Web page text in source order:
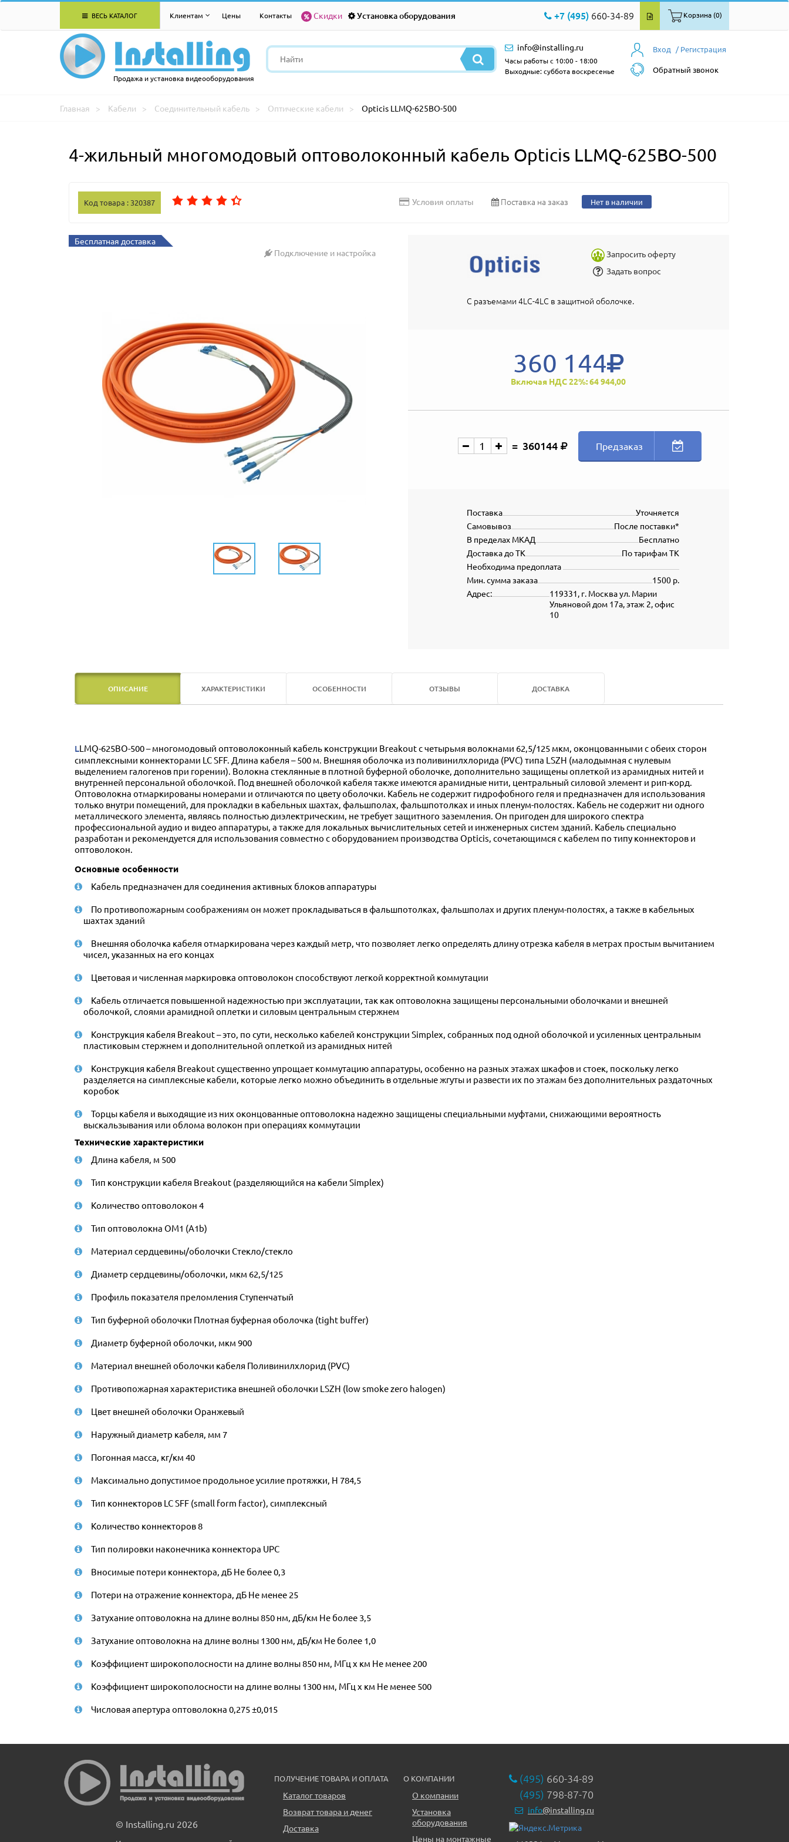
ВЕСЬ КАТАЛОГ Клиентам Цены Контакты Скидки Установка оборудования +7 (495) 660-34-89 Корзина (0)
Продажа и установка видеооборудования
Вход / Регистрация
Обратный звонок
info@installing.ru
Часы работы с 10:00 - 18:00
Выходные: суббота воскресенье
Главная Кабели Соединительный кабель Оптические кабели Opticis LLMQ-625BO-500
4-жильный многомодовый оптоволоконный кабель Opticis LLMQ-625BO-500
Код товара : 320387 Условия оплаты Поставка на заказ Нет в наличии
Бесплатная доставка
Подключение и настройка
Запросить оферту
Задать вопрос
С разъемами 4LC-4LC в защитной оболочке.
360 144
Включая НДС 22%: 64 944,00
360144 Предзаказ
Уточняется
Поставка
После поставки*
Самовывоз
Бесплатно
В пределах МКАД
По тарифам ТК
Доставка до ТК
Необходима предоплата
1500 р.
Мин. сумма заказа
119331, г. Москва ул. Марии
Ульяновой дом 17а, этаж 2, офис
10
Адрес:
ОПИСАНИЕ ХАРАКТЕРИСТИКИ ОСОБЕННОСТИ ОТЗЫВЫ ДОСТАВКА
LLMQ-625BO-500 – многомодовый оптоволоконный кабель конструкции Breakout с четырьмя волокнами 62,5/125 мкм, оконцованными с обеих сторон
симплексными коннекторами LC SFF. Длина кабеля – 500 м. Внешняя оболочка из поливинилхлорида (PVC) типа LSZH (малодымная с нулевым
выделением галогенов при горении). Волокна стеклянные в плотной буферной оболочке, дополнительно защищены оплеткой из арамидных нитей и
внутренней персональной оболочкой. Под внешней оболочкой кабеля также имеются арамидные нити, центральный силовой элемент и рип-корд.
Оптоволокна отмаркированы номерами и отличаются по цвету оболочки. Кабель не содержит гидрофобного геля и предназначен для использования
только внутри помещений, для прокладки в кабельных шахтах, фальшполах, фальшпотолках и иных пленум-полостях. Кабель не содержит ни одного
металлического элемента, являясь полностью диэлектрическим, не требует защитного заземления. Он пригоден для широкого спектра
профессиональной аудио и видео аппаратуры, а также для локальных вычислительных сетей и инженерных систем зданий. Кабель специально
разработан и рекомендуется для использования совместно с оборудованием производства Opticis, сочетающимся с кабелем по типу коннекторов и
оптоволокон.
Основные особенности
Кабель предназначен для соединения активных блоков аппаратуры
По противопожарным соображениям он может прокладываться в фальшпотолках, фальшполах и других пленум-полостях, а также в кабельных
шахтах зданий
Внешняя оболочка кабеля отмаркирована через каждый метр, что позволяет легко определять длину отрезка кабеля в метрах простым вычитанием
чисел, указанных на его концах
Цветовая и численная маркировка оптоволокон способствуют легкой корректной коммутации
Кабель отличается повышенной надежностью при эксплуатации, так как оптоволокна защищены персональными оболочками и внешней
оболочкой, слоями арамидной оплетки и силовым центральным стержнем
Конструкция кабеля Breakout – это, по сути, несколько кабелей конструкции Simplex, собранных под одной оболочкой и усиленных центральным
пластиковым стержнем и дополнительной оплеткой из арамидных нитей
Конструкция кабеля Breakout существенно упрощает коммутацию аппаратуры, особенно на разных этажах шкафов и стоек, поскольку легко
разделяется на симплексные кабели, которые легко можно объединить в отдельные жгуты и развести их по этажам без дополнительных раздаточных
коробок
Торцы кабеля и выходящие из них оконцованные оптоволокна надежно защищены специальными муфтами, снижающими вероятность
выскальзывания или облома волокон при операциях коммутации
Технические характеристики
Длина кабеля, м 500
Тип конструкции кабеля Breakout (разделяющийся на кабели Simplex)
Количество оптоволокон 4
Тип оптоволокна ОМ1 (A1b)
Материал сердцевины/оболочки Стекло/стекло
Диаметр сердцевины/оболочки, мкм 62,5/125
Профиль показателя преломления Ступенчатый
Тип буферной оболочки Плотная буферная оболочка (tight buffer)
Диаметр буферной оболочки, мкм 900
Материал внешней оболочки кабеля Поливинилхлорид (PVC)
Противопожарная характеристика внешней оболочки LSZH (low smoke zero halogen)
Цвет внешней оболочки Оранжевый
Наружный диаметр кабеля, мм 7
Погонная масса, кг/км 40
Максимально допустимое продольное усилие протяжки, Н 784,5
Тип коннекторов LC SFF (small form factor), симплексный
Количество коннекторов 8
Тип полировки наконечника коннектора UPC
Вносимые потери коннектора, дБ Не более 0,3
Потери на отражение коннектора, дБ Не менее 25
Затухание оптоволокна на длине волны 850 нм, дБ/км Не более 3,5
Затухание оптоволокна на длине волны 1300 нм, дБ/км Не более 1,0
Коэффициент широкополосности на длине волны 850 нм, МГц x км Не менее 200
Коэффициент широкополосности на длине волны 1300 нм, МГц x км Не менее 500
Числовая апертура оптоволокна 0,275 ±0,015
© Installing.ru 2026
ПОЛУЧЕНИЕ ТОВАРА И ОПЛАТА
Каталог товаров
Возврат товара и денег
Доставка
О КОМПАНИИ
О компании
Установка
оборудования
Цены на монтажные
(495) 660-34-89
(495) 798-87-70
info@installing.ru